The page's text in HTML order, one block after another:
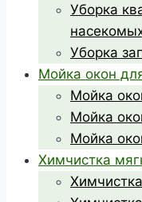
Уборка
Уборка
Мойка окон
Мойка
Мойка
Мойка
Химчистка